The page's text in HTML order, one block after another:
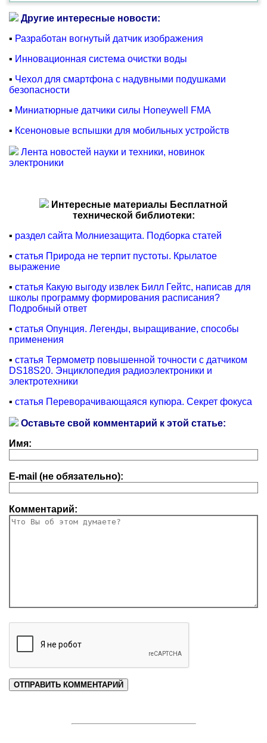
Другие интересные новости:
▪ Разработан вогнутый датчик изображения
▪ Инновационная система очистки воды
▪ Чехол для смартфона с надувными подушками
безопасности
▪ Миниатюрные датчики силы Honeywell FMA
▪ Ксеноновые вспышки для мобильных устройств
Лента новостей науки и техники, новинок
электроники
Интересные материалы Бесплатной
технической библиотеки:
▪ раздел сайта Молниезащита. Подборка статей
▪ статья Природа не терпит пустоты. Крылатое
выражение
▪ статья Какую выгоду извлек Билл Гейтс, написав для
школы программу формирования расписания?
Подробный ответ
▪ статья Опунция. Легенды, выращивание, способы
применения
▪ статья Термометр повышенной точности с датчиком
DS18S20. Энциклопедия радиоэлектроники и
электротехники
▪ статья Переворачивающаяся купюра. Секрет фокуса
Оставьте свой комментарий к этой статье:
Имя:
E-mail (не обязательно):
Комментарий: